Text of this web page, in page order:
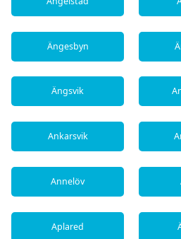
Ängesbyn
Ängsvik
Ankarsvik
Annelöv
Aplared